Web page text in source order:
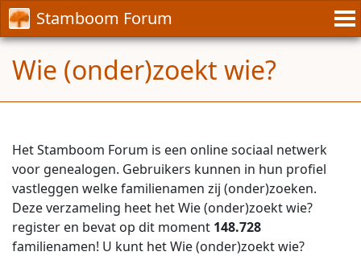
Stamboom Forum
Wie (onder)zoekt wie?
Het Stamboom Forum is een online sociaal netwerk
voor genealogen. Gebruikers kunnen in hun profiel
vastleggen welke familienamen zij (onder)zoeken.
Deze verzameling heet het Wie (onder)zoekt wie?
register en bevat op dit moment 148.728
familienamen! U kunt het Wie (onder)zoekt wie?